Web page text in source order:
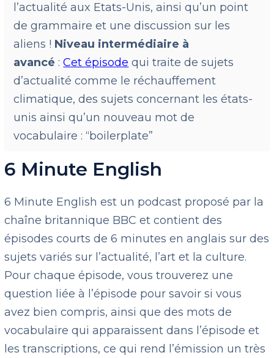
l’actualité aux Etats-Unis, ainsi qu’un point
de grammaire et une discussion sur les
aliens ! Niveau intermédiaire à
avancé : Cet épisode qui traite de sujets
d’actualité comme le réchauffement
climatique, des sujets concernant les états-
unis ainsi qu’un nouveau mot de
vocabulaire : “boilerplate”
6 Minute English
6 Minute English est un podcast proposé par la
chaîne britannique BBC et contient des
épisodes courts de 6 minutes en anglais sur des
sujets variés sur l’actualité, l’art et la culture.
Pour chaque épisode, vous trouverez une
question liée à l’épisode pour savoir si vous
avez bien compris, ainsi que des mots de
vocabulaire qui apparaissent dans l’épisode et
les transcriptions, ce qui rend l’émission un très